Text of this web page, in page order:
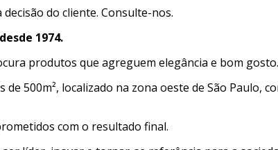
do cliente. Consulte-nos.
1974.
produtos que agreguem elegância e bom gosto.
500m², localizado na zona oeste de São Paulo,
com o resultado final.